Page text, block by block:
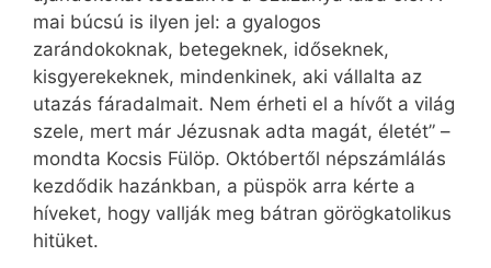
mai búcsú is ilyen jel: a gyalogos
zarándokoknak, betegeknek, időseknek,
kisgyerekeknek, mindenkinek, aki vállalta az
utazás fáradalmait. Nem érheti el a hívőt a világ
szele, mert már Jézusnak adta magát, életét” –
mondta Kocsis Fülöp. Októbertől népszámlálás
kezdődik hazánkban, a püspök arra kérte a
híveket, hogy vallják meg bátran görögkatolikus
hitüket.